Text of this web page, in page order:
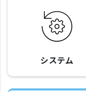
システム